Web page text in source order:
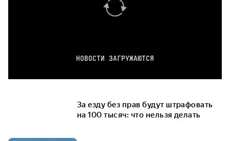
НОВОСТИ ЗАГРУЖАЮТСЯ
За езду без прав будут штрафовать
на 100 тысяч: что нельзя делать